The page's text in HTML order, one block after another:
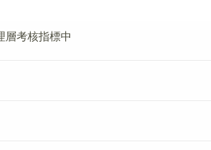
層考核指標中